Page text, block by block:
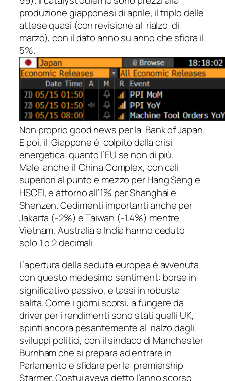
produzione giapponesi di aprile, il triplo delle
attese quasi (con revisione al rialzo di
marzo), con il dato anno su anno che sfiora il
5%.
Non proprio good news per la Bank of Japan.
E poi, il Giappone è colpito dalla crisi
energetica quanto l’EU se non di più.
Male anche il China Complex, con cali
superiori al punto e mezzo per Hang Seng e
HSCEI, e attorno all’1% per Shanghai e
Shenzen. Cedimenti importanti anche per
Jakarta (-2%) e Taiwan (-1.4%) mentre
Vietnam, Australia e India hanno ceduto
solo 1 o 2 decimali.
L’apertura della seduta europea è avvenuta
con questo medesimo sentiment: borse in
significativo passivo, e tassi in robusta
salita. Come i giorni scorsi, a fungere da
driver per i rendimenti sono stati quelli UK,
spinti ancora pesantemente al rialzo dagli
sviluppi politici, con il sindaco di Manchester
Burnham che si prepara ad entrare in
Parlamento e sfidare per la premiership
Starmer. Costui aveva detto l’anno scorso